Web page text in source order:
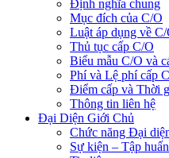
Định nghĩa chung
Mục đích của C/O
Luật áp dụng về C/
Thủ tục cấp C/O
Biểu mẫu C/O và
Phí và Lệ phí cấp
Điểm cấp và Thời
Thông tin liên hệ
Đại Diện Giới Chủ
Chức năng Đại
Sự kiện – Tập